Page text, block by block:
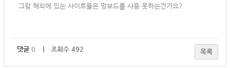
그럼 해외에 있는 사이트들은 망보드를 사용 못하는건가요?
댓글 0 ｜ 조회수 492 목록